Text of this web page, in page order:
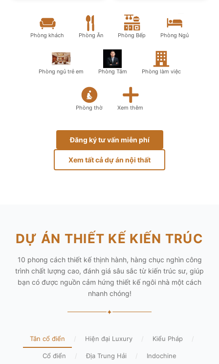
Phòng khách Phòng Ăn Phòng Bếp Phòng Ngủ
Phòng ngủ trẻ em Phòng Tắm Phòng làm việc
Phòng thờ Xem thêm
Đăng ký tư vấn miễn phí
Xem tất cả dự án nội thất
DỰ ÁN THIẾT KẾ KIẾN TRÚC
10 phong cách thiết kế thịnh hành, hàng chục nghìn công
trình chất lượng cao, đánh giá sâu sắc từ kiến trúc sư, giúp
bạn có được nguồn cảm hứng thiết kế ngôi nhà một cách
nhanh chóng!
✦
Tân cổ điển / Hiện đại Luxury / Kiểu Pháp /
Cổ điển / Địa Trung Hải / Indochine